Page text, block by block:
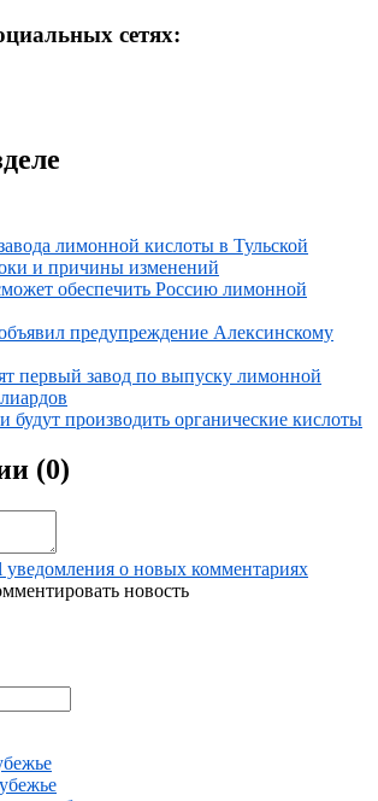
сетях:
лимонной кислоты в Тульской
и причины изменений
обеспечить Россию лимонной
предупреждение Алексинскому
первый завод по выпуску лимонной
будут производить органические кислоты
(0)
уведомления о новых комментариях
новость